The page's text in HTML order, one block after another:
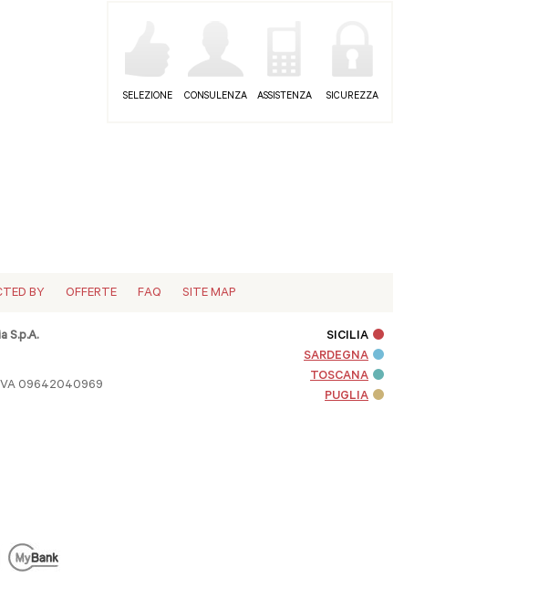
SELEZIONE CONSULENZA ASSISTENZA SICUREZZA
BY OFFERTE FAQ SITE MAP
S.p.A.
IVA 09642040969
SICILIA
SARDEGNA
TOSCANA
PUGLIA